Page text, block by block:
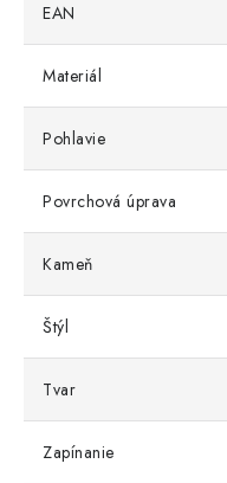
EAN
Materiál
Pohlavie
Povrchová úprava
Kameň
Štýl
Tvar
Zapínanie